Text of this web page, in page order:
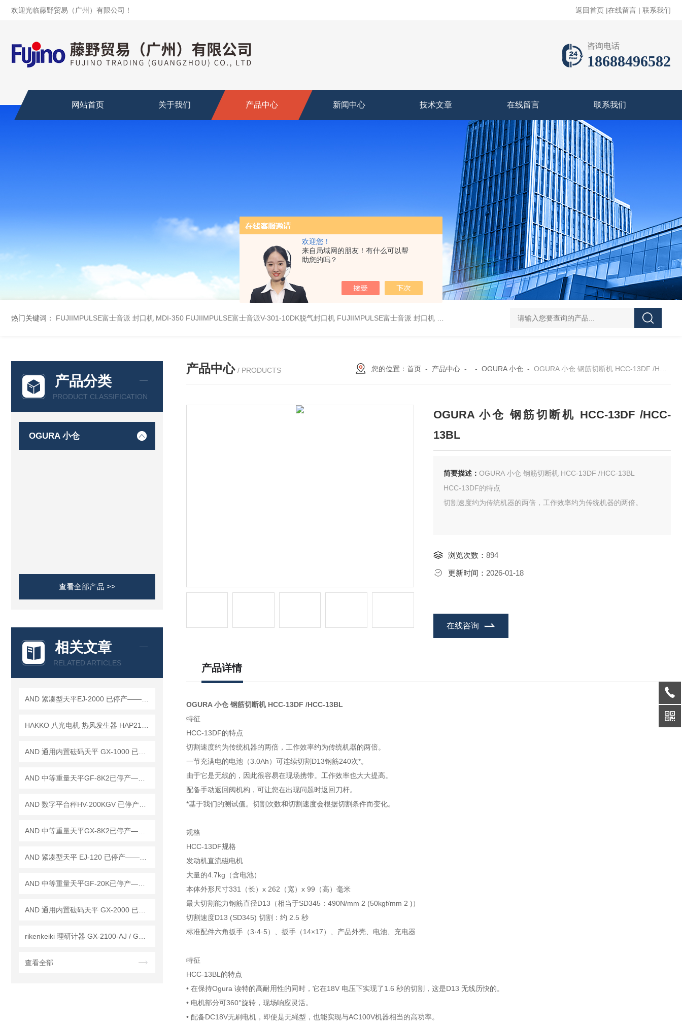
欢迎您！
来自局域网的朋友！有什么可以帮
助您的吗？
欢迎光临藤野贸易（广州）有限公司！ 返回首页 |在线留言 | 联系我们
咨询电话
18688496582
网站首页 关于我们 产品中心 新闻中心 技术文章 在线留言 联系我们
热门关键词： FUJIIMPULSE富士音派 封口机 MDI-350 FUJIIMPULSE富士音派V-301-10DK脱气封口机 FUJIIMPULSE富士音派 封口机 P-200 FUJ川IIMPULSE 富士音派 封口机 FA-600-5 FUJIIMPULSE富士音派
产品分类
PRODUCT CLASSIFICATION
OGURA 小仓
查看全部产品 >>
相关文章
RELATED ARTICLES
查看全部
产品中心 / PRODUCTS 您的位置： 首页- 产品中心- - OGURA 小仓 - OGURA 小仓 钢筋切断机 HCC-13DF /HCC-13BL
OGURA 小仓 钢筋切断机 HCC-13DF /HCC-
13BL
简要描述： OGURA 小仓 钢筋切断机 HCC-13DF /HCC-13BL
HCC-13DF的特点
切割速度约为传统机器的两倍，工作效率约为传统机器的两倍。
浏览次数： 894
更新时间： 2026-01-18
在线咨询
产品详情
OGURA 小仓 钢筋切断机 HCC-13DF /HCC-13BL
特征
HCC-13DF的特点
切割速度约为传统机器的两倍，工作效率约为传统机器的两倍。
一节充满电的电池（3.0Ah）可连续切割D13钢筋240次*。
由于它是无线的，因此很容易在现场携带。工作效率也大大提高。
配备手动返回阀机构，可让您在出现问题时返回刀杆。
*基于我们的测试值。切割次数和切割速度会根据切割条件而变化。
规格
HCC-13DF规格
发动机直流磁电机
大量的4.7kg（含电池）
本体外形尺寸331（长）x 262（宽）x 99（高）毫米
最大切割能力钢筋直径D13（相当于SD345：490N/mm 2 (50kgf/mm 2 )）
切割速度D13 (SD345) 切割：约 2.5 秒
标准配件六角扳手（3·4·5）、扳手（14×17）、产品外壳、电池、充电器
特征
HCC-13BL的特点
• 在保持Ogura 读特的高耐用性的同时，它在18V 电压下实现了1.6 秒的切割，这是D13 无线历快的。
• 电机部分可360°旋转，现场响应灵活。
• 配备DC18V无刷电机，即使是无绳型，也能实现与AC100V机器相当的高功率。